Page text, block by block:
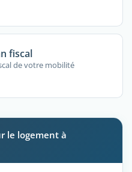
fiscal
de votre mobilité
le logement à